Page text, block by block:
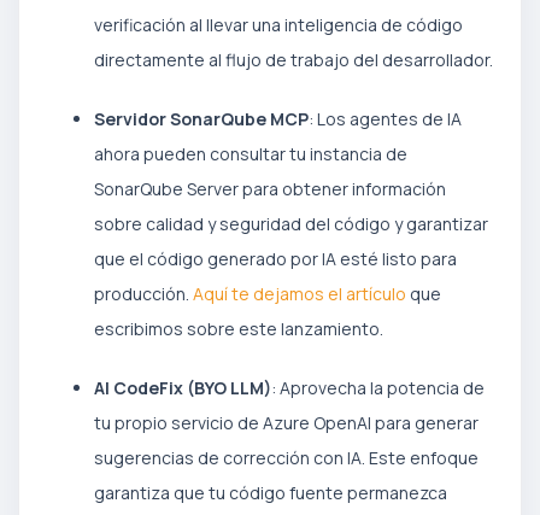
verificación al llevar una inteligencia de código
directamente al flujo de trabajo del desarrollador.
Servidor SonarQube MCP: Los agentes de IA
ahora pueden consultar tu instancia de
SonarQube Server para obtener información
sobre calidad y seguridad del código y garantizar
que el código generado por IA esté listo para
producción. Aquí te dejamos el artículo que
escribimos sobre este lanzamiento.
AI CodeFix (BYO LLM): Aprovecha la potencia de
tu propio servicio de Azure OpenAI para generar
sugerencias de corrección con IA. Este enfoque
garantiza que tu código fuente permanezca